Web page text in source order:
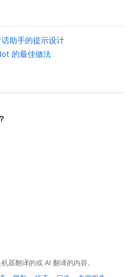
助手的提示设计
的最佳做法
器翻译的或 AI 翻译的内容。